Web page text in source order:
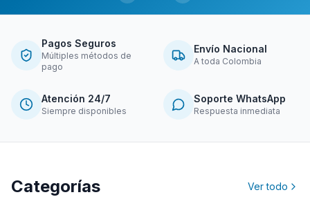
Pagos Seguros
Múltiples métodos de
pago
Envío Nacional
A toda Colombia
Atención 24/7
Siempre disponibles
Soporte WhatsApp
Respuesta inmediata
Categorías Ver todo